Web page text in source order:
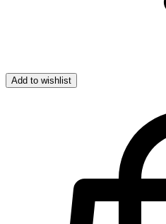
Add to wishlist